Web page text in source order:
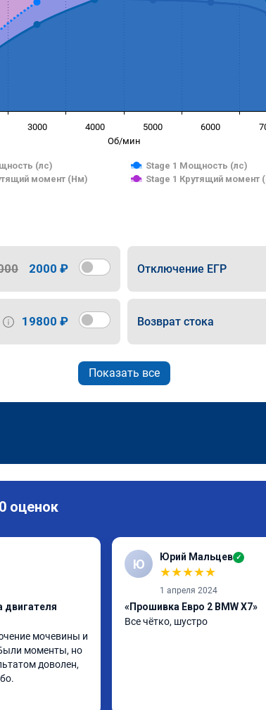
Об/мин
(лс)
Stage 1 Мощность (лс)
момент (Нм)
Stage 1 Крутящий момент
3000 4000 5000 6000
2000 ₽ Отключение ЕГР
19800 ₽ Возврат стока
Показать все
оценок
двигателя
мочевины и
моменты, но
доволен,
Ю Юрий Мальцев ✓
★★★★★
1 апреля 2024
«Прошивка Евро 2 BMW X7»
Все чётко, шустро